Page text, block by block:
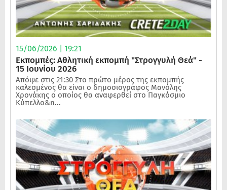
15/06/2026 | 19:21
Εκπομπές: Αθλητική εκπομπή "Στρογγυλή Θεά" -
15 Ιουνίου 2026
Απόψε στις 21:30 Στο πρώτο μέρος της εκπομπής
καλεσμένος θα είναι ο δημοσιογράφος Μανόλης
Χρονάκης ο οποίος θα αναφερθεί στο Παγκόσμιο
Κύπελλο&n...